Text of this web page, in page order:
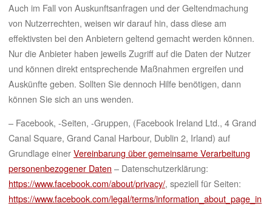
Auch im Fall von Auskunftsanfragen und der Geltendmachung
von Nutzerrechten, weisen wir darauf hin, dass diese am
effektivsten bei den Anbietern geltend gemacht werden können.
Nur die Anbieter haben jeweils Zugriff auf die Daten der Nutzer
und können direkt entsprechende Maßnahmen ergreifen und
Auskünfte geben. Sollten Sie dennoch Hilfe benötigen, dann
können Sie sich an uns wenden.
– Facebook, -Seiten, -Gruppen, (Facebook Ireland Ltd., 4 Grand
Canal Square, Grand Canal Harbour, Dublin 2, Irland) auf
Grundlage einerVereinbarung über gemeinsame Verarbeitung
personenbezogener Daten – Datenschutzerklärung:
https://www.facebook.com/about/privacy/, speziell für Seiten:
https://www.facebook.com/legal/terms/information_about_page_in